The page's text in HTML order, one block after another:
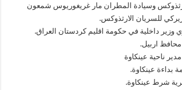
وسيادة المطران مار غريغوريوس شمعون
للسريان الارثذوكس.